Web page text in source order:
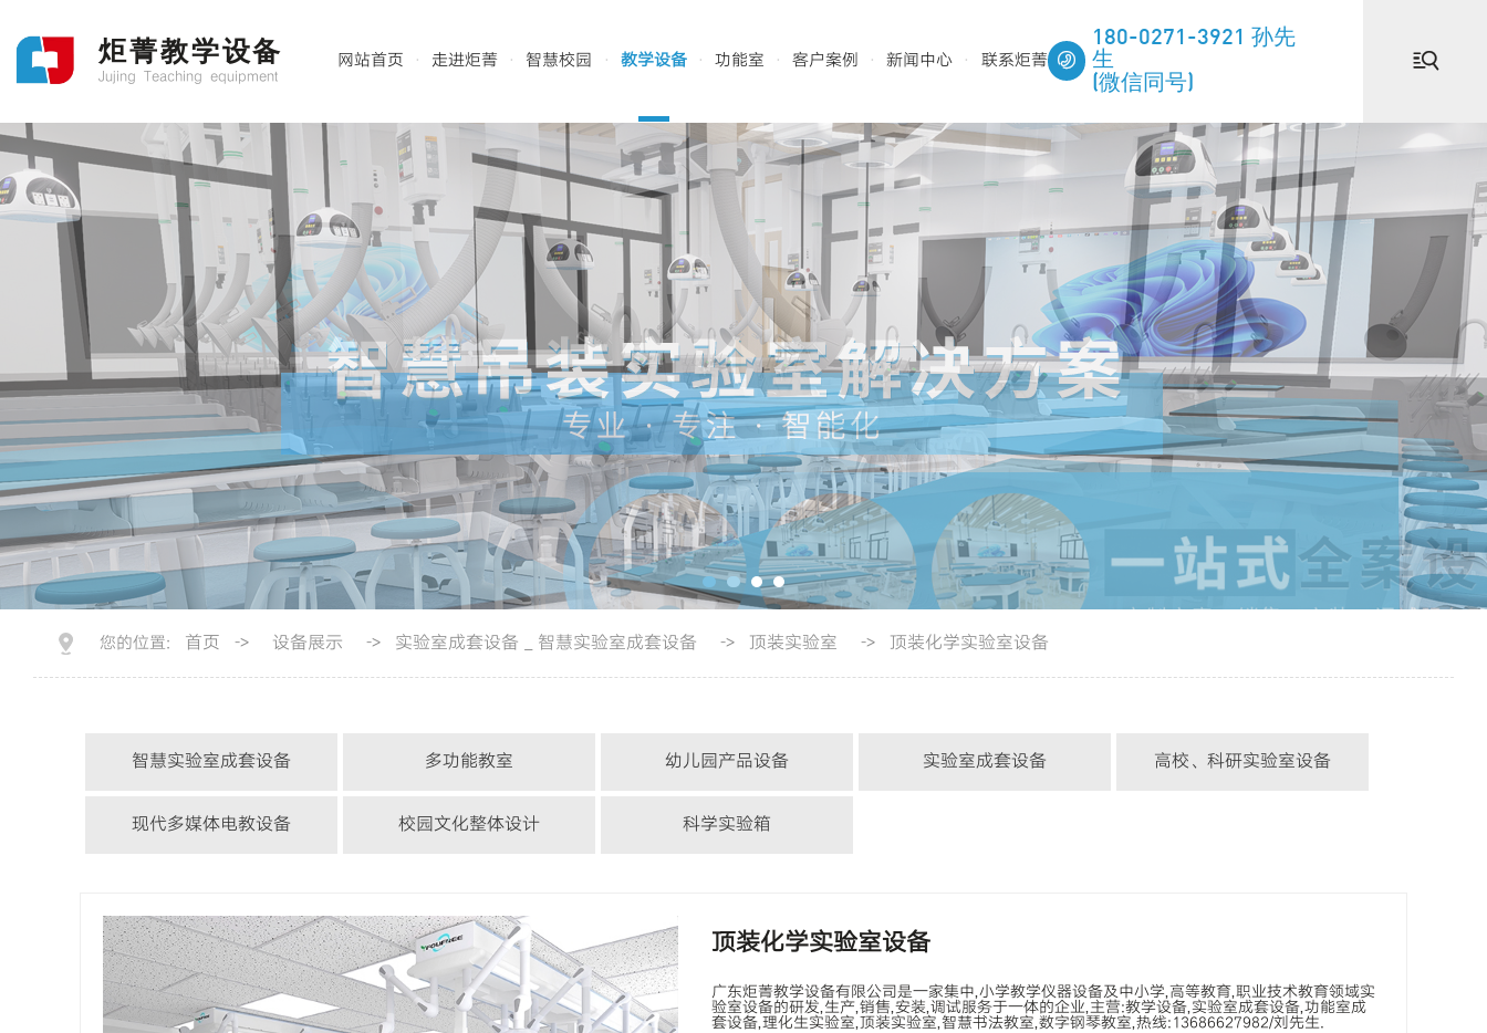
炬菁教学设备
Jujing Teaching equipment
网站首页 · 走进炬菁 · 智慧校园 · 教学设备 · 功能室 · 客户案例 · 新闻中心 · 联系炬菁 
180-0271-3921 孙先
生
(微信同号)

您的位置: 首页 -> 设备展示 -> 实验室成套设备 智慧实验室成套设备 -> 顶装实验室 -> 顶装化学实验室设备
智慧实验室成套设备
中考实验操作考评系统
吊装式实验室
数字化地理实验室
多功能教室
科学实验室
综合实践活动室
音乐功能室
幼儿园产品设备
幼儿园教具
实验室成套设备
中学生物实验室成套设备
顶装实验室
高校、科研实验室设备
洗涤台
现代多媒体电教设备
多媒体一体机系列
校园文化整体设计
生物园模型
地理园模型
科学实验箱
初中化学实验箱
初中物理实验箱
顶装化学实验室设备
广东炬菁教学设备有限公司是一家集中,小学教学仪器设备及中小学,高等教育,职业技术教育领域实
验室设备的研发,生产,销售,安装,调试服务于一体的企业,主营:教学设备,实验室成套设备,功能室成
套设备,理化生实验室,顶装实验室,智慧书法教室,数字钢琴教室,热线:13686627982/刘先生.